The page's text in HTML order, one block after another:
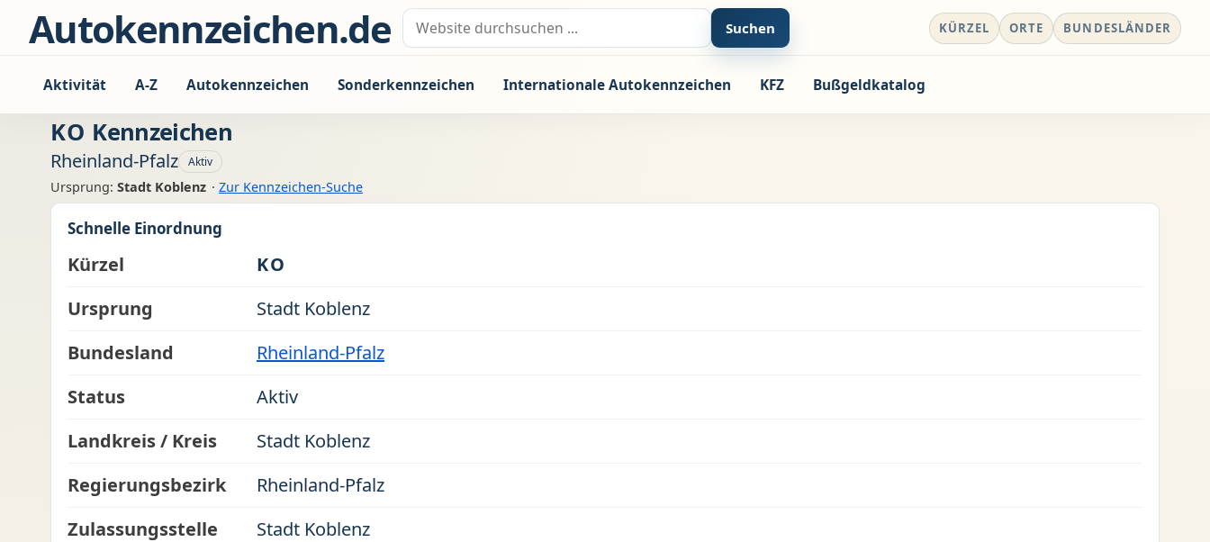
Zum Inhalt springen
Autokennzeichen.de Suche nach: Suchen KÜRZEL ORTE BUNDESLÄNDER
Aktivität A-Z Autokennzeichen Sonderkennzeichen Internationale Autokennzeichen KFZ Bußgeldkatalog
KO Kennzeichen
Rheinland-Pfalz Aktiv
Ursprung: Stadt Koblenz · Zur Kennzeichen-Suche
Schnelle Einordnung
Kürzel
KO
Ursprung
Stadt Koblenz
Bundesland
Rheinland-Pfalz
Status
Aktiv
Landkreis / Kreis
Stadt Koblenz
Regierungsbezirk
Rheinland-Pfalz
Zulassungsstelle
Stadt Koblenz